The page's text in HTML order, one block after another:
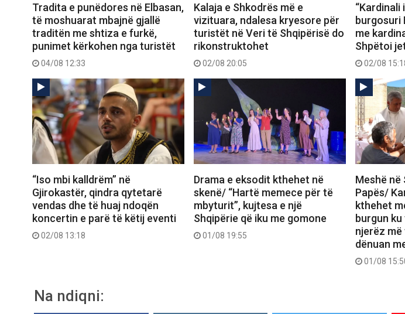
Tradita e punëdores në Elbasan,
të moshuarat mbajnë gjallë
traditën me shtiza e furkë,
punimet kërkohen nga turistët
04/08 12:33
Kalaja e Shkodrës më e
vizituara, ndalesa kryesore për
turistët në Veri të Shqipërisë do
rikonstruktohet
02/08 20:05
“Kardinali
me
Shpëtoi
02/08
“Iso mbi kalldrëm” në
Gjirokastër, qindra qytetarë
vendas dhe të huaj ndoqën
koncertin e parë të këtij eventi
02/08 13:18
Drama e eksodit kthehet në
skenë/ “Hartë memece për të
mbyturit”, kujtesa e një
Shqipërie që iku me gomone
01/08 19:55
Meshë në
Papës/
kthehet
burgun
njerëz më
dënuan
01/08
Na ndiqni: